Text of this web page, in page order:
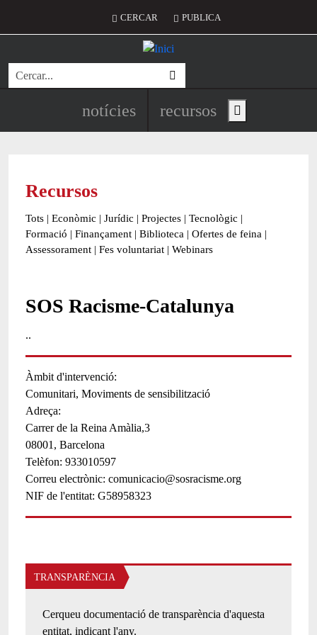
Menú del compte d'usuari
CERCAR PUBLICA
Cerca
Navegació principal de
notícies recursos Show main menu
Recursos
Tots | Econòmic | Jurídic | Projectes | Tecnològic |
Formació | Finançament | Biblioteca | Ofertes de feina |
Assessorament | Fes voluntariat | Webinars
SOS Racisme-Catalunya
..
Àmbit d'intervenció
Comunitari Moviments de sensibilització
Adreça:
Carrer de la Reina Amàlia,3
08001, Barcelona
Telèfon 933010597
Correu electrònic comunicacio@sosracisme.org
NIF de l'entitat G58958323
TRANSPARÈNCIA
Cerqueu documentació de transparència d'aquesta
entitat, indicant l'any.